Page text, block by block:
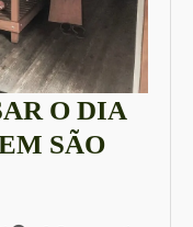
O DIA
SÃO